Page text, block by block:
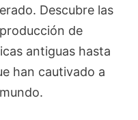
Descubre las
de
antiguas hasta
han cautivado a